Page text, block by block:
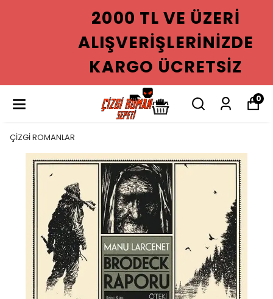
2000 TL VE ÜZERI
ALIŞVERIŞLERINIZDE
KARGO ÜCRETSIZ
0
ÇİZGİ ROMANLAR